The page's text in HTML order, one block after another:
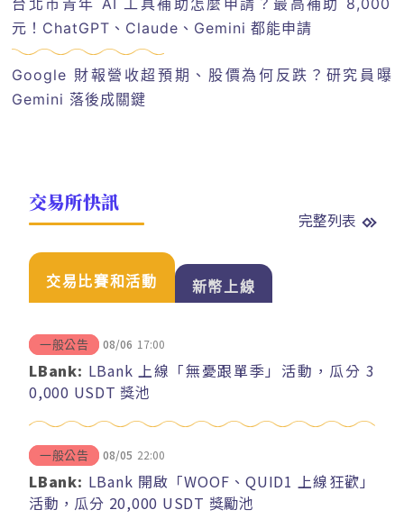
元！ChatGPT、Claude、Gemini 都能申請
Google 財報營收超預期、股價為何反跌？研究員曝
Gemini 落後成關鍵
交易所快訊
完整列表
交易比賽和活動 新幣上線
一般公告 08/06 17:00
LBank: LBank 上線「無憂跟單季」活動，瓜分 3
0,000 USDT 獎池
一般公告 08/05 22:00
LBank: LBank 開啟「WOOF、QUID1 上線狂歡」
活動，瓜分 20,000 USDT 獎勵池